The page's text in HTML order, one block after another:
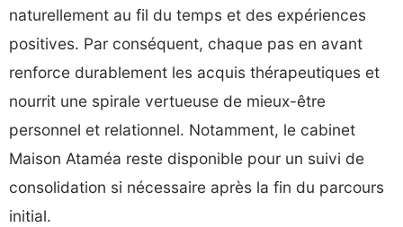
naturellement au fil du temps et des expériences
positives. Par conséquent, chaque pas en avant
renforce durablement les acquis thérapeutiques et
nourrit une spirale vertueuse de mieux-être
personnel et relationnel. Notamment, le cabinet
Maison Ataméa reste disponible pour un suivi de
consolidation si nécessaire après la fin du parcours
initial.